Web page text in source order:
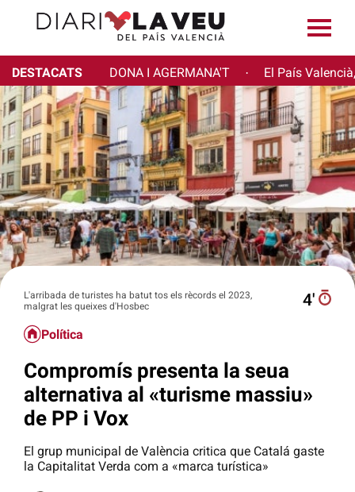
DESTACATS DONA I AGERMANA'T · El País
L'arribada de turistes ha batut tos els rècords el 2023,
malgrat les queixes d'Hosbec
4′
Política
Compromís presenta la seua
alternativa al «turisme massiu»
de PP i Vox
El grup municipal de València critica que Catalá gaste
la Capitalitat Verda com a «marca turística»